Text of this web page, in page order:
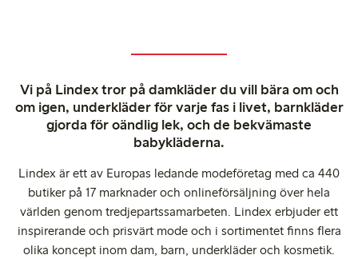
Vi på Lindex tror på damkläder du vill bära om och
om igen, underkläder för varje fas i livet, barnkläder
gjorda för oändlig lek, och de bekvämaste
babykläderna.
Lindex är ett av Europas ledande modeföretag med ca 440
butiker på 17 marknader och onlineförsäljning över hela
världen genom tredjepartssamarbeten. Lindex erbjuder ett
inspirerande och prisvärt mode och i sortimentet finns flera
olika koncept inom dam, barn, underkläder och kosmetik.